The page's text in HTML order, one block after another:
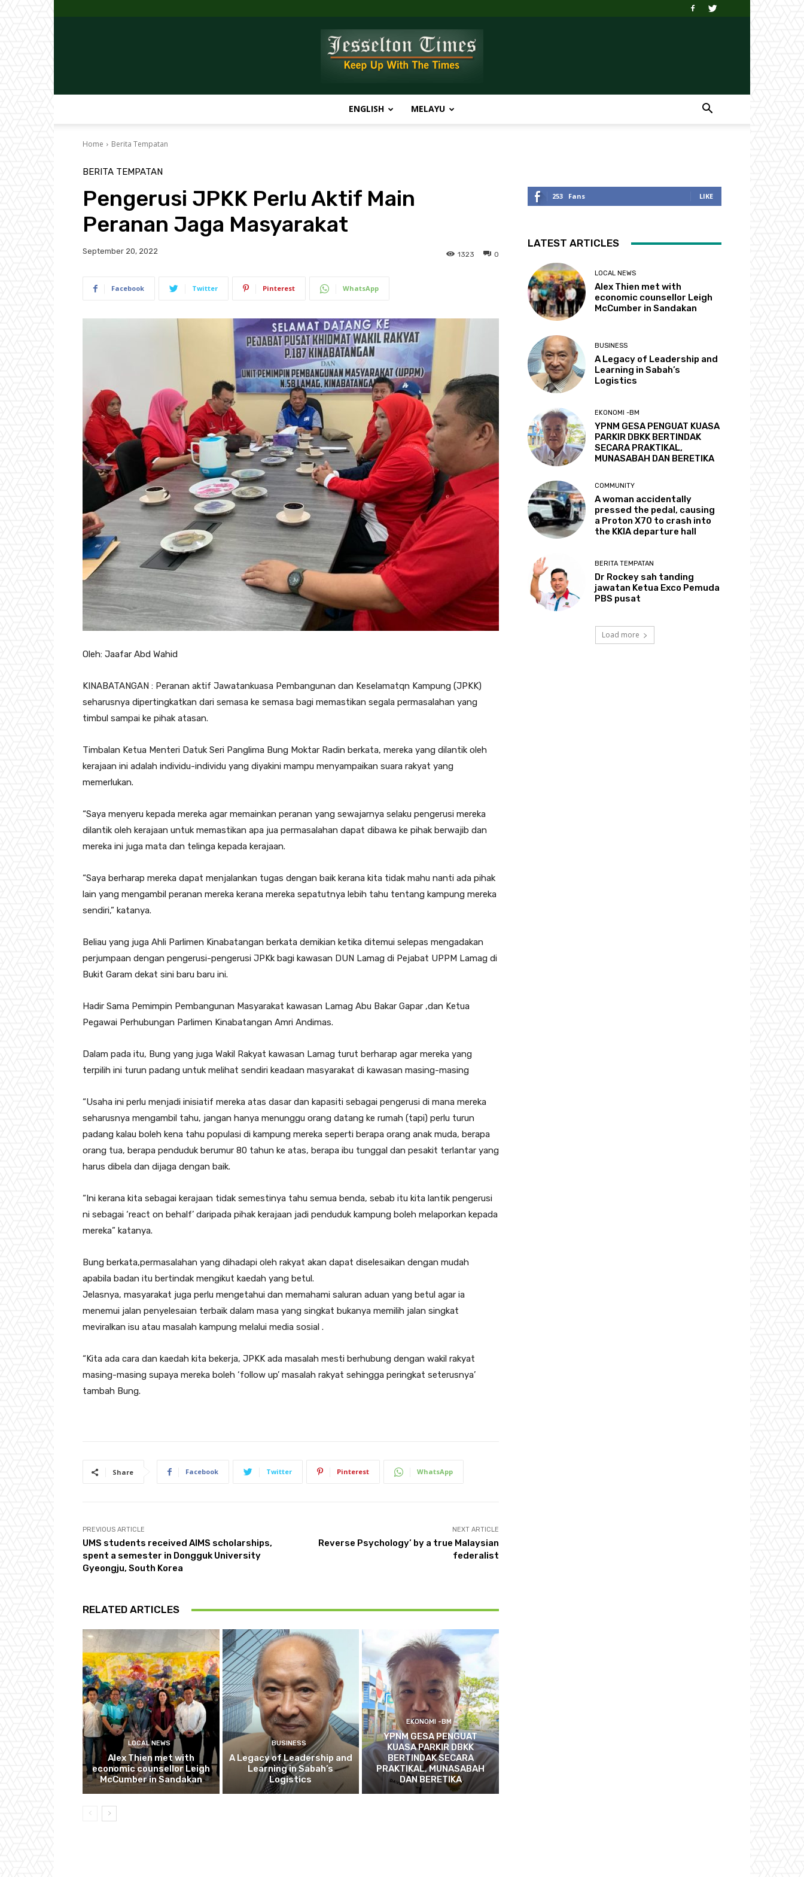
Times
ENGLISH MELAYU
Home Berita Tempatan
BERITA TEMPATAN
Pengerusi JPKK Perlu Aktif Main
Peranan Jaga Masyarakat
September 20, 2022 0
1323
Facebook Twitter Pinterest WhatsApp
Oleh: Jaafar Abd Wahid
KINABATANGAN : Peranan aktif Jawatankuasa Pembangunan dan Keselamatqn Kampung (JPKK)
seharusnya dipertingkatkan dari semasa ke semasa bagi memastikan segala permasalahan yang
timbul sampai ke pihak atasan.
Timbalan Ketua Menteri Datuk Seri Panglima Bung Moktar Radin berkata, mereka yang dilantik oleh
kerajaan ini adalah individu-individu yang diyakini mampu menyampaikan suara rakyat yang
memerlukan.
“Saya menyeru kepada mereka agar memainkan peranan yang sewajarnya selaku pengerusi mereka
dilantik oleh kerajaan untuk memastikan apa jua permasalahan dapat dibawa ke pihak berwajib dan
mereka ini juga mata dan telinga kepada kerajaan.
“Saya berharap mereka dapat menjalankan tugas dengan baik kerana kita tidak mahu nanti ada pihak
lain yang mengambil peranan mereka kerana mereka sepatutnya lebih tahu tentang kampung mereka
sendiri,” katanya.
Beliau yang juga Ahli Parlimen Kinabatangan berkata demikian ketika ditemui selepas mengadakan
perjumpaan dengan pengerusi-pengerusi JPKk bagi kawasan DUN Lamag di Pejabat UPPM Lamag di
Bukit Garam dekat sini baru baru ini.
Hadir Sama Pemimpin Pembangunan Masyarakat kawasan Lamag Abu Bakar Gapar ,dan Ketua
Pegawai Perhubungan Parlimen Kinabatangan Amri Andimas.
Dalam pada itu, Bung yang juga Wakil Rakyat kawasan Lamag turut berharap agar mereka yang
terpilih ini turun padang untuk melihat sendiri keadaan masyarakat di kawasan masing-masing
“Usaha ini perlu menjadi inisiatif mereka atas dasar dan kapasiti sebagai pengerusi di mana mereka
seharusnya mengambil tahu, jangan hanya menunggu orang datang ke rumah (tapi) perlu turun
padang kalau boleh kena tahu populasi di kampung mereka seperti berapa orang anak muda, berapa
orang tua, berapa penduduk berumur 80 tahun ke atas, berapa ibu tunggal dan pesakit terlantar yang
harus dibela dan dijaga dengan baik.
“Ini kerana kita sebagai kerajaan tidak semestinya tahu semua benda, sebab itu kita lantik pengerusi
ni sebagai ‘react on behalf’ daripada pihak kerajaan jadi penduduk kampung boleh melaporkan kepada
mereka” katanya.
Bung berkata,permasalahan yang dihadapi oleh rakyat akan dapat diselesaikan dengan mudah
apabila badan itu bertindak mengikut kaedah yang betul.
Jelasnya, masyarakat juga perlu mengetahui dan memahami saluran aduan yang betul agar ia
menemui jalan penyelesaian terbaik dalam masa yang singkat bukanya memilih jalan singkat
meviralkan isu atau masalah kampung melalui media sosial .
“Kita ada cara dan kaedah kita bekerja, JPKK ada masalah mesti berhubung dengan wakil rakyat
masing-masing supaya mereka boleh ‘follow up’ masalah rakyat sehingga peringkat seterusnya’
tambah Bung.
Share Facebook Twitter Pinterest WhatsApp
PREVIOUS ARTICLE
UMS students received AIMS scholarships,
spent a semester in Dongguk University
Gyeongju, South Korea
NEXT ARTICLE
Reverse Psychology’ by a true Malaysian
federalist
RELATED ARTICLES
LOCAL NEWS
Alex Thien met with
economic counsellor Leigh
McCumber in Sandakan
BUSINESS
A Legacy of Leadership and
Learning in Sabah’s
Logistics
EKONOMI -BM
YPNM GESA PENGUAT
KUASA PARKIR DBKK
BERTINDAK SECARA
PRAKTIKAL, MUNASABAH
DAN BERETIKA
253 Fans LIKE
LATEST ARTICLES
LOCAL NEWS
Alex Thien met with
economic counsellor Leigh
McCumber in Sandakan
BUSINESS
A Legacy of Leadership and
Learning in Sabah’s
Logistics
EKONOMI -BM
YPNM GESA PENGUAT KUASA
PARKIR DBKK BERTINDAK
SECARA PRAKTIKAL,
MUNASABAH DAN BERETIKA
COMMUNITY
A woman accidentally
pressed the pedal, causing
a Proton X70 to crash into
the KKIA departure hall
BERITA TEMPATAN
Dr Rockey sah tanding
jawatan Ketua Exco Pemuda
PBS pusat
Load more